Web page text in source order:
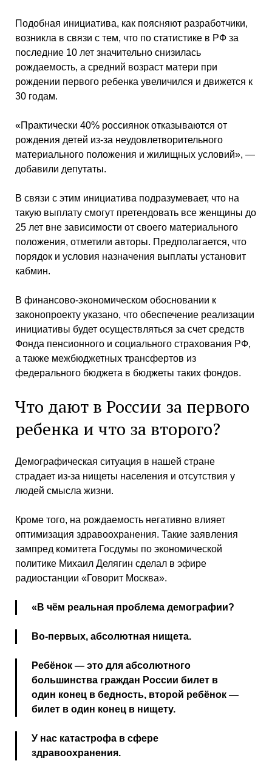
Подобная инициатива, как поясняют разработчики,
возникла в связи с тем, что по статистике в РФ за
последние 10 лет значительно снизилась
рождаемость, а средний возраст матери при
рождении первого ребенка увеличился и движется к
30 годам.
«Практически 40% россиянок отказываются от
рождения детей из-за неудовлетворительного
материального положения и жилищных условий», —
добавили депутаты.
В связи с этим инициатива подразумевает, что на
такую выплату смогут претендовать все женщины до
25 лет вне зависимости от своего материального
положения, отметили авторы. Предполагается, что
порядок и условия назначения выплаты установит
кабмин.
В финансово-экономическом обосновании к
законопроекту указано, что обеспечение реализации
инициативы будет осуществляться за счет средств
Фонда пенсионного и социального страхования РФ,
а также межбюджетных трансфертов из
федерального бюджета в бюджеты таких фондов.
Что дают в России за первого
ребенка и что за второго?
Демографическая ситуация в нашей стране
страдает из-за нищеты населения и отсутствия у
людей смысла жизни.
Кроме того, на рождаемость негативно влияет
оптимизация здравоохранения. Такие заявления
зампред комитета Госдумы по экономической
политике Михаил Делягин сделал в эфире
радиостанции «Говорит Москва».
«В чём реальная проблема демографии?
Во-первых, абсолютная нищета.
Ребёнок — это для абсолютного
большинства граждан России билет в
один конец в бедность, второй ребёнок —
билет в один конец в нищету.
У нас катастрофа в сфере
здравоохранения.